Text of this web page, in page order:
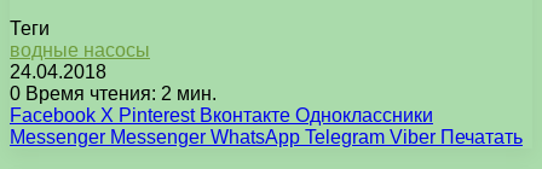
Теги
водные насосы
24.04.2018
0 Время чтения: 2 мин.
Facebook X Pinterest Вконтакте Одноклассники
Messenger Messenger WhatsApp Telegram Viber Печатать